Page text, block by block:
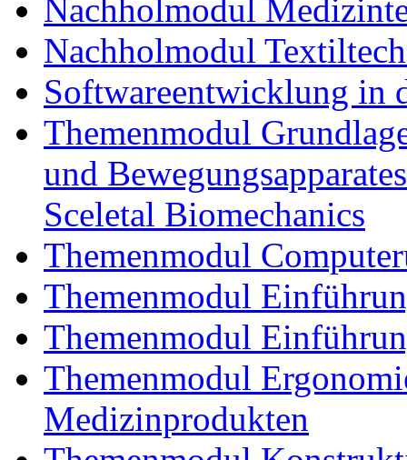
Nachholmodul
Nachholmodul
Softwareentwicklung in
Themenmodul
und
Sceletal Biomechanics
Themenmodul
Themenmodul
Themenmodul
Themenmodul
Medizinprodukten